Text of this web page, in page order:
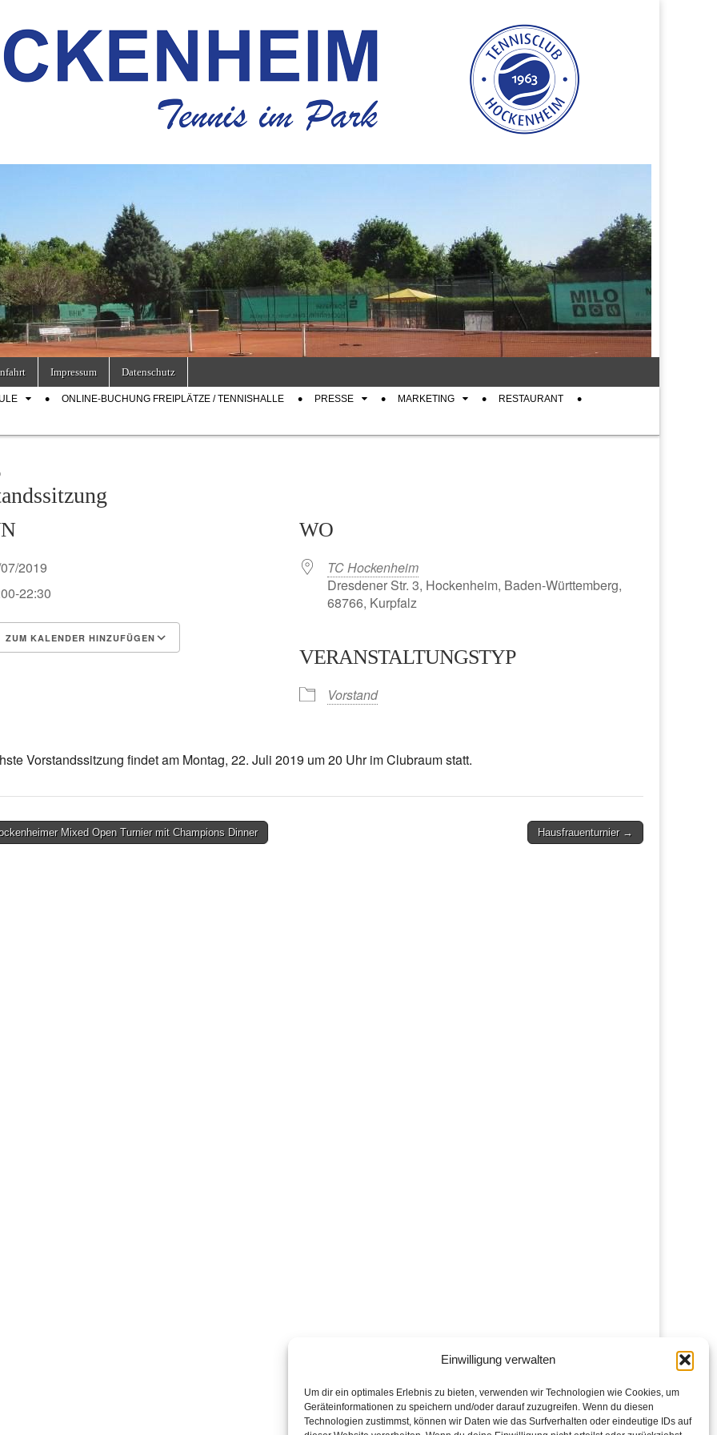
Einwilligung verwalten
Um dir ein optimales Erlebnis zu bieten, verwenden wir Technologien wie Cookies, um
Geräteinformationen zu speichern und/oder darauf zuzugreifen. Wenn du diesen
Technologien zustimmst, können wir Daten wie das Surfverhalten oder eindeutige IDs auf
Impressum Datenschutz
ONLINE-BUCHUNG FREIPLÄTZE / TENNISHALLE PRESSE MARKETING RESTAURANT
2019
22:30
ZUM KALENDER HINZUFÜGEN
iCalendar
WO
TC Hockenheim
Dresdener Str. 3, Hockenheim, Baden-Württemberg,
68766, Kurpfalz
VERANSTALTUNGSTYP
Vorstand
Vorstandssitzung findet am Montag, 22. Juli 2019 um 20 Uhr im Clubraum statt.
Mixed Open Turnier mit Champions Dinner Hausfrauenturnier →